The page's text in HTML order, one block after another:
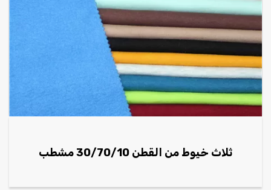
ثلاث خيوط من القطن 30/70/10 مشطب